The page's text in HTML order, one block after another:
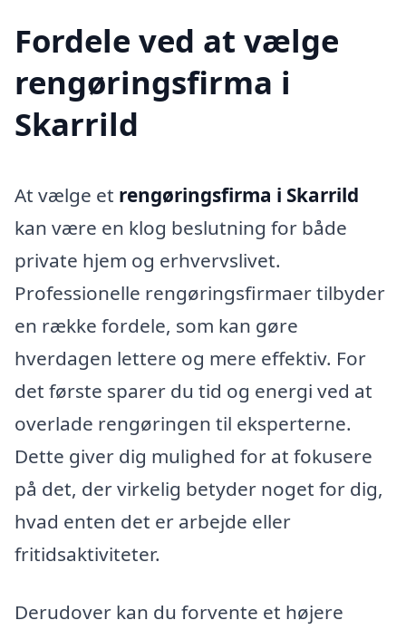
Fordele ved at vælge
rengøringsfirma i
Skarrild
At vælge et rengøringsfirma i Skarrild
kan være en klog beslutning for både
private hjem og erhvervslivet.
Professionelle rengøringsfirmaer tilbyder
en række fordele, som kan gøre
hverdagen lettere og mere effektiv. For
det første sparer du tid og energi ved at
overlade rengøringen til eksperterne.
Dette giver dig mulighed for at fokusere
på det, der virkelig betyder noget for dig,
hvad enten det er arbejde eller
fritidsaktiviteter.
Derudover kan du forvente et højere